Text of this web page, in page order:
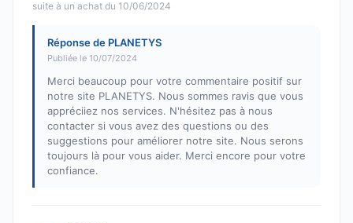
suite à un achat du 10/06/2024
Réponse de PLANETYS
Publiée le 10/07/2024
Merci beaucoup pour votre commentaire positif sur
notre site PLANETYS. Nous sommes ravis que vous
appréciiez nos services. N'hésitez pas à nous
contacter si vous avez des questions ou des
suggestions pour améliorer notre site. Nous serons
toujours là pour vous aider. Merci encore pour votre
confiance.